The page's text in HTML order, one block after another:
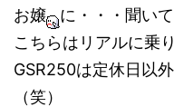
お嬢
に・・・聞い
こちらはリアルに乗
GSR250は定休日以
（笑）